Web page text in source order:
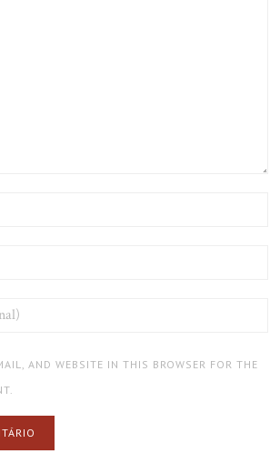
AND WEBSITE IN THIS BROWSER FOR THE